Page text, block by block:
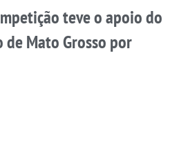
teve o apoio do
Mato Grosso por